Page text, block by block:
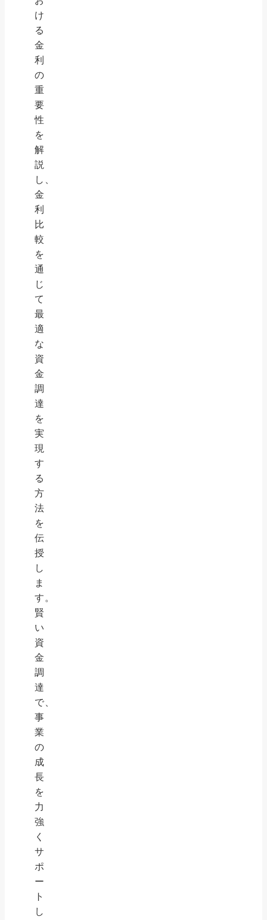
け
る
金
利
の
重
要
性
を
解
説
し、
金
利
比
較
を
通
じ
て
最
適
な
資
金
調
達
を
実
現
す
る
方
法
を
伝
授
し
ま
す。
賢
い
資
金
調
達
で、
事
業
の
成
長
を
力
強
く
サ
ポ
ー
ト
し